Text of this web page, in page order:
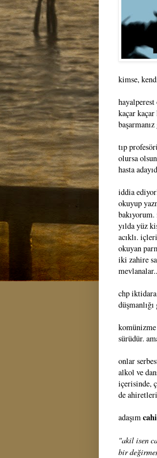
kimse,
hayalperest
kaçar
tıp
olursa
hasta
iddia
okuyup
yılda yüz
acıklı.
okuyan
iki zahire
mevlanalar..
chp
sürüdür.
onlar
alkol ve
içerisinde,
de
adaşım
"akil isen
bir